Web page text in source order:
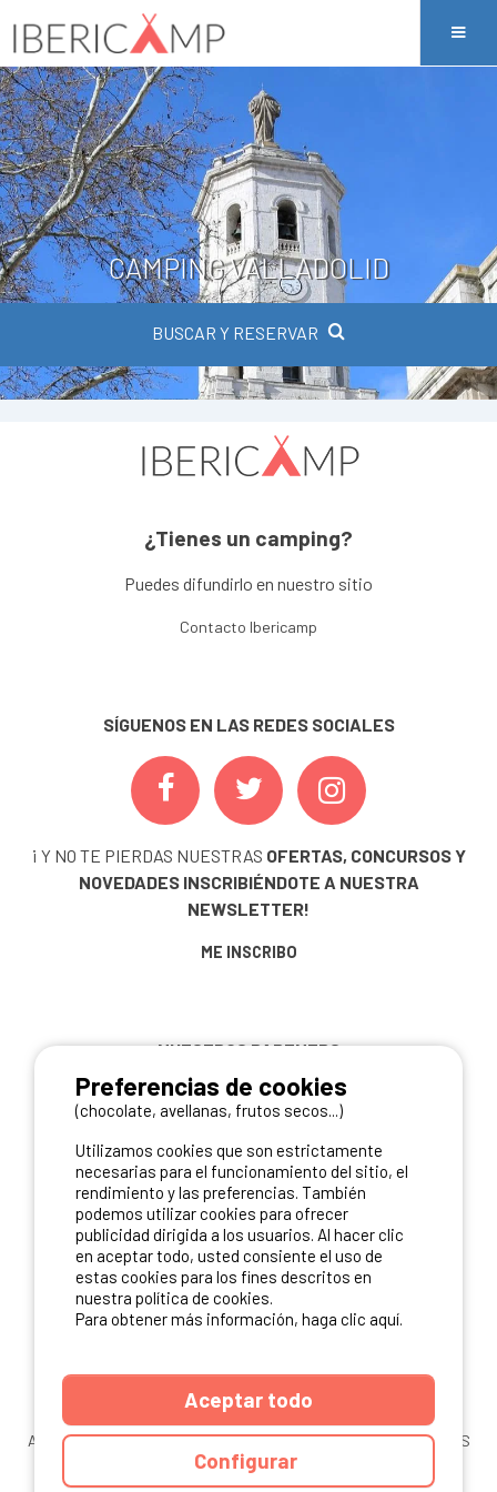
CAMPING VALLADOLID
BUSCAR Y RESERVAR
¿Tienes un camping?
Puedes difundirlo en nuestro sitio
Contacto Ibericamp
SÍGUENOS EN LAS REDES SOCIALES
¡ Y NO TE PIERDAS NUESTRAS OFERTAS, CONCURSOS Y
NOVEDADES INSCRIBIÉNDOTE A NUESTRA
NEWSLETTER!
ME INSCRIBO
NUESTROS PARTNERS
ANUARIO CGU DEL SITIO MENCIONES LEGALES
COOKIES
CARTA DE CONFIDENCIALIDAD
Preferencias de cookies
(chocolate, avellanas, frutos secos...)
Utilizamos cookies que son estrictamente
necesarias para el funcionamiento del sitio, el
rendimiento y las preferencias. También
podemos utilizar cookies para ofrecer
publicidad dirigida a los usuarios. Al hacer clic
en aceptar todo, usted consiente el uso de
estas cookies para los fines descritos en
nuestra política de cookies.
Para obtener más información, haga clic aquí.
Aceptar todo
Configurar